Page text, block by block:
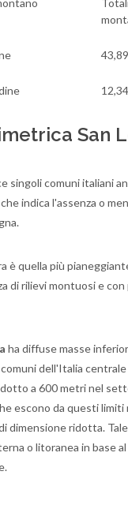
San
singoli comuni italiani
indica l'assenza o
è quella più
di rilievi montuosi e
ha diffuse masse
comuni dell'Italia
a 600 metri nel
escono da questi limiti
dimensione ridotta.
o litoranea in base